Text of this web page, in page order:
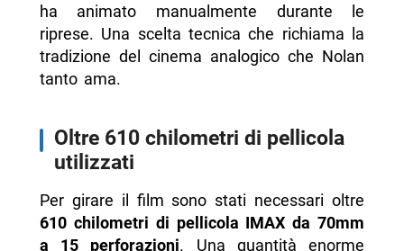
ha animato manualmente durante le
riprese. Una scelta tecnica che richiama la
tradizione del cinema analogico che Nolan
tanto ama.
Oltre 610 chilometri di pellicola
utilizzati
Per girare il film sono stati necessari oltre
610 chilometri di pellicola IMAX da 70mm
a 15 perforazioni. Una quantità enorme